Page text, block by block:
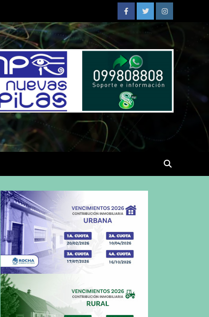
FacebookTwitterInstagram